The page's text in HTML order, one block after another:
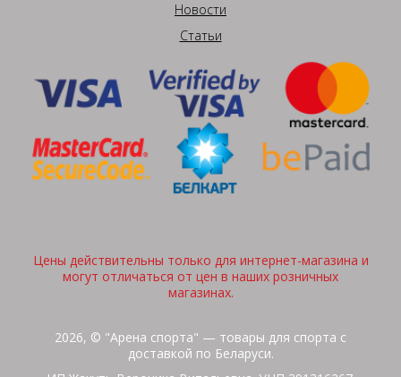
Новости
Статьи
Цены действительны только для интернет-магазина и
могут отличаться от цен в наших розничных
магазинах.
2026, © "Арена спорта" — товары для спорта с
доставкой по Беларуси.